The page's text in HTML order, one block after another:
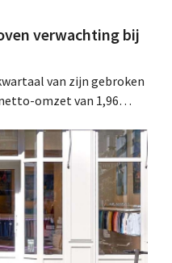
verwachting bij
van zijn gebroken
omzet van 1,96
dan verwachte start
voor het